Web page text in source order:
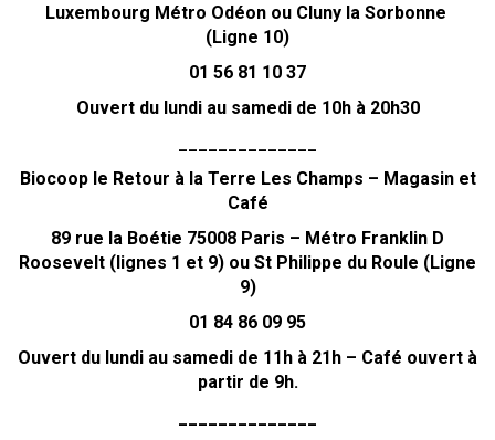
Luxembourg Métro Odéon ou Cluny la Sorbonne
(Ligne 10)
01 56 81 10 37
Ouvert du lundi au samedi de 10h à 20h30
Biocoop le Retour à la Terre Les Champs – Magasin et
Café
89 rue la Boétie 75008 Paris – Métro Franklin D
Roosevelt (lignes 1 et 9) ou St Philippe du Roule (Ligne
9)
01 84 86 09 95
Ouvert du lundi au samedi de 11h à 21h – Café ouvert à
partir de 9h.